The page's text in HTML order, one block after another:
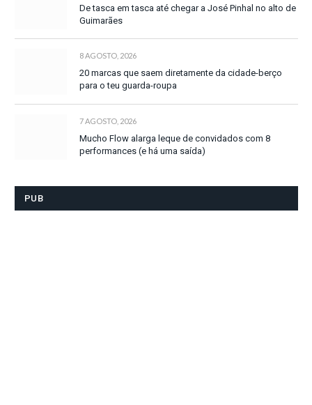
De tasca em tasca até chegar a José Pinhal no alto de
Guimarães
8 AGOSTO, 2026
20 marcas que saem diretamente da cidade-berço
para o teu guarda-roupa
7 AGOSTO, 2026
Mucho Flow alarga leque de convidados com 8
performances (e há uma saída)
PUB